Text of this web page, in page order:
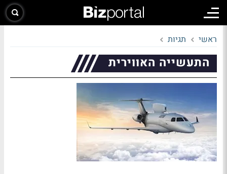
ראשי תגיות
התעשייה האווירית